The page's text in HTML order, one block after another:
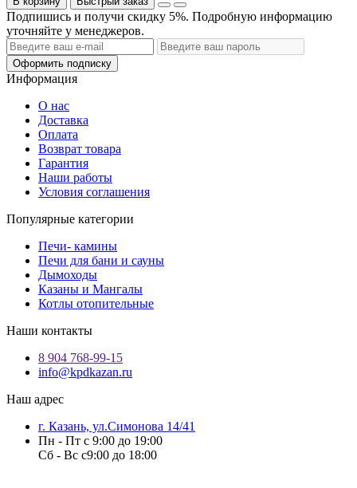
Подпишись и получи скидку 5%. Подробную информацию
уточняйте у менеджеров.
Оформить подписку
Информация
О нас
Доставка
Оплата
Возврат товара
Гарантия
Наши работы
Условия соглашения
Популярные категории
Печи- камины
Печи для бани и сауны
Дымоходы
Казаны и Мангалы
Котлы отопительные
Наши контакты
8 904 768-99-15
info@kpdkazan.ru
Наш адрес
г. Казань, ул.Симонова 14/41
Пн - Пт с 9:00 до 19:00
Сб - Вс с9:00 до 18:00